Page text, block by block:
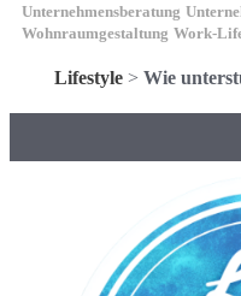
Unternehmensberatung
Wohnraumgestaltung Work-
Lifestyle > Wie